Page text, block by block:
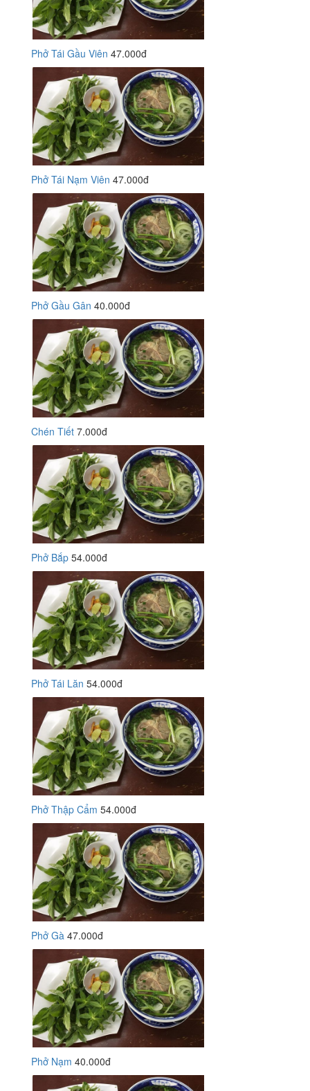
Phở Tái Gầu Viên 47.000đ
Phở Tái Nạm Viên 47.000đ
Phở Gầu Gân 40.000đ
Chén Tiết 7.000đ
Phở Bắp 54.000đ
Phở Tái Lăn 54.000đ
Phở Thập Cẩm 54.000đ
Phở Gà 47.000đ
Phở Nạm 40.000đ